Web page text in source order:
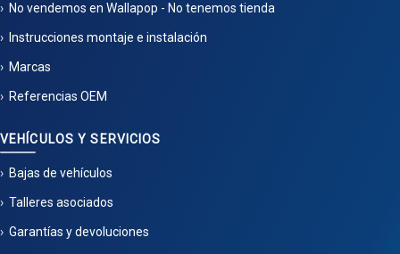
No vendemos en Wallapop - No tenemos tienda
Instrucciones montaje e instalación
Marcas
Referencias OEM
VEHÍCULOS Y SERVICIOS
Bajas de vehículos
Talleres asociados
Garantías y devoluciones